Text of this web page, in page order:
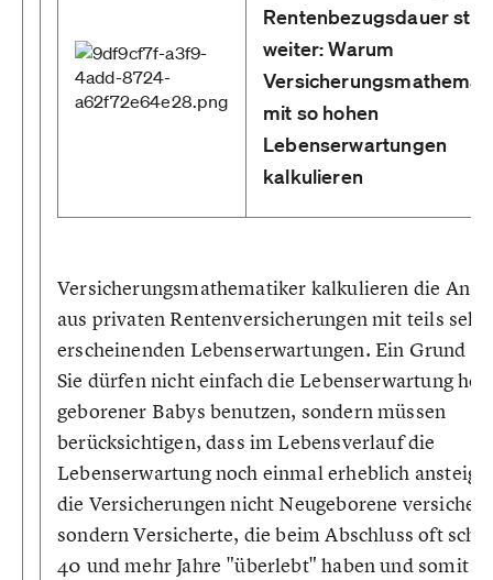
Rentenbezugsdauer
weiter: Warum
mit so hohen
Lebenserwartungen
kalkulieren
Versicherungsmathematiker kalkulieren die
aus privaten Rentenversicherungen mit teils sehr
erscheinenden Lebenserwartungen. Ein Grund
Sie dürfen nicht einfach die Lebenserwartung
geborener Babys benutzen, sondern müssen
berücksichtigen, dass im Lebensverlauf die
Lebenserwartung noch einmal erheblich ansteigt
die Versicherungen nicht Neugeborene
sondern Versicherte, die beim Abschluss oft
40 und mehr Jahre "überlebt" haben und somit